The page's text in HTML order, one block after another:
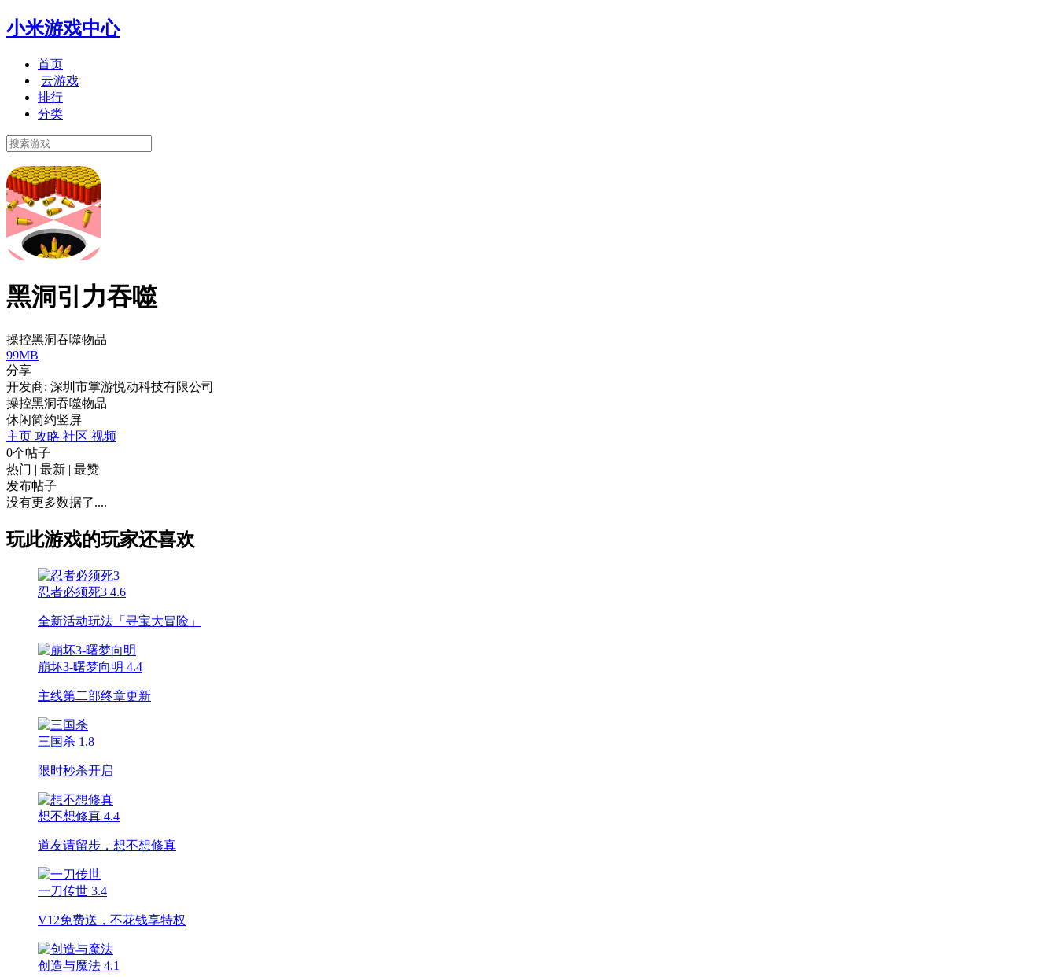
小米游戏中心
首页
云游戏
排行
分类
黑洞引力吞噬
操控黑洞吞噬物品
99MB
分享
开发商: 深圳市掌游悦动科技有限公司
操控黑洞吞噬物品
休闲简约竖屏
主页 攻略 社区 视频
0个帖子
热门 | 最新 | 最赞
发布帖子
没有更多数据了....
玩此游戏的玩家还喜欢
忍者必须死3 4.6
全新活动玩法「寻宝大冒险」
崩坏3-曙梦向明 4.4
主线第二部终章更新
三国杀 1.8
限时秒杀开启
想不想修真 4.4
道友请留步，想不想修真
一刀传世 3.4
V12免费送，不花钱享特权
创造与魔法 4.1